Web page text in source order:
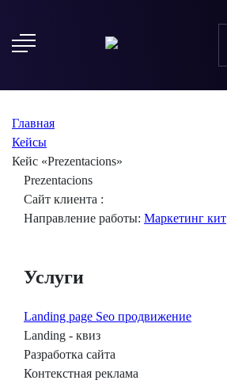
Главная
Кейсы
Кейс «Prezentacions»
Prezentacions
Сайт клиента :
Направление работы: Маркетинг кит
Услуги
Landing page Seo продвижение
Landing - квиз
Разработка сайта
Контекстная реклама